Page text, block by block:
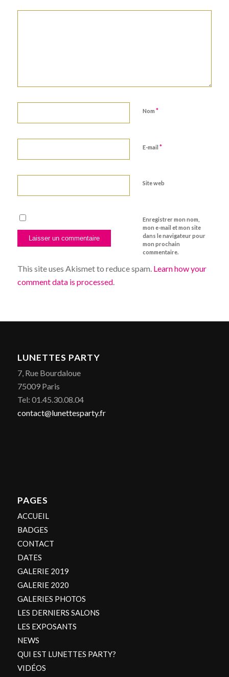
Nom *
E-mail *
Site web
Enregistrer mon nom,
mon e-mail et mon site
dans le navigateur pour
mon prochain
commentaire.
This site uses Akismet to reduce spam. Learn how your
comment data is processed.
LUNETTES PARTY
7, Rue Bourdaloue
75009 Paris
Tel: 01.45.30.08.04
contact@lunettesparty.fr
PAGES
ACCUEIL
BADGES
CONTACT
DATES
GALERIE 2019
GALERIE 2020
GALERIES PHOTOS
LES DERNIERS SALONS
LES EXPOSANTS
NEWS
QUI EST LUNETTES PARTY?
VIDÉOS